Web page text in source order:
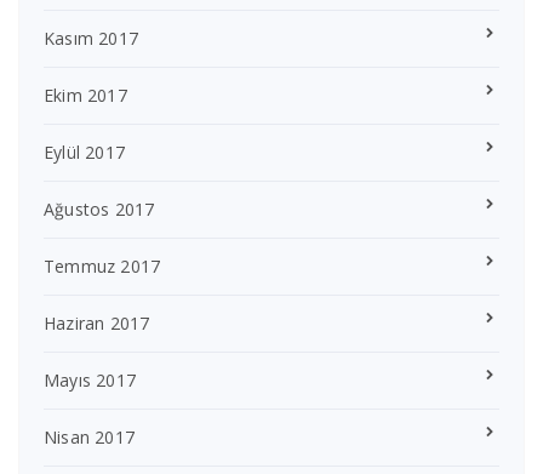
Kasım 2017
Ekim 2017
Eylül 2017
Ağustos 2017
Temmuz 2017
Haziran 2017
Mayıs 2017
Nisan 2017